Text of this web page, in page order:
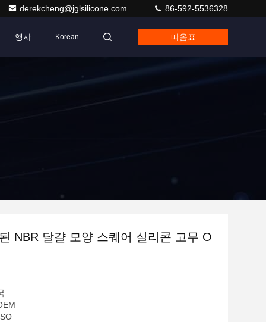
derekcheng@jglsilicone.com 86-592-5536328
행사 Korean 따옴표
NBR 달걀 모양 스퀘어 실리콘 고무 O